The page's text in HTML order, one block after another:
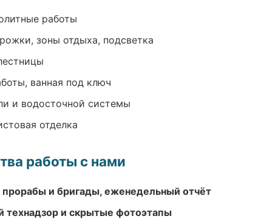
работы
зоны отдыха, подсветка
ванная под ключ
и водосточной системы
отделка
работы с нами
и бригады, еженедельный отчёт
технадзор и скрытые фотоэтапы